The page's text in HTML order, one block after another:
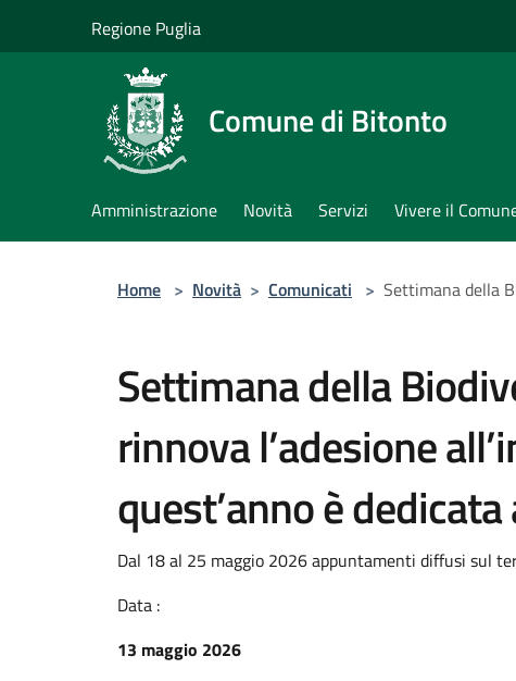
Regione Puglia
Comune di Bitonto
Amministrazione Novità Servizi Vivere il
Home > Novità > Comunicati > Settimana della
Settimana della
rinnova l’adesione
quest’anno è
Dal 18 al 25 maggio 2026 appuntamenti diffusi sul
Data :
13 maggio 2026